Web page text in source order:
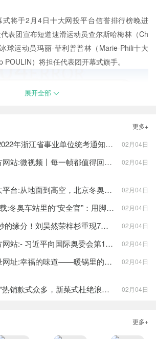
将于2月4日十大网投平台信誉排行榜晚进
表团宣布短道速滑运动员查尔斯哈梅林（Ch
球运动员玛丽-菲利普普林（Marie-Phili十大
POULIN）将担任代表团开幕式旗手。
林
（旗手）这几个字意味着什么。我为自己感
展开全部
更多+
新葡萄娱乐平台:2022年浙江省事业单位统考通知公布，这些事项要注意！ 02月04日
澳门威斯尼斯官方网站:微视频丨每一帧都值得回味！北京冬奥会临近，一起回顾这些经典时刻_0 02月04日
比较靠谱的赌博大平台:从地面到高空，北京冬奥会织就严密气象探测网 02月04日
澳门新葡萄app下载:冬奥车站里的“安全官”：用脚步丈量辖区 02月04日
澳门新新浦京:奇妙的缘分！刘昊然荣梓杉重现7年前合照_0 02月04日
澳门威斯尼斯官方网站:- 习近平向国际奥委会第139次全会开幕式发表视频致辞 _ 图片中国- 02月04日
澳门威斯尼斯登录网址:幸福的味道——暖锅里的幸福年 02月04日
新葡萄澳门:“盆菜”热销款式众多，新菜式杜绝浪费渐成主流 02月04日
更多+